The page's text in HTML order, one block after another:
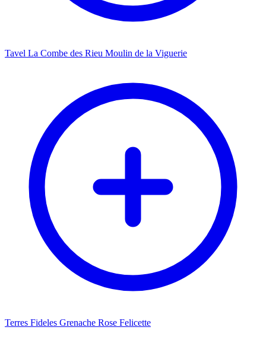
Tavel La Combe des Rieu Moulin de la Viguerie
Terres Fideles Grenache Rose Felicette